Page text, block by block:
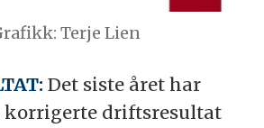
Terje Lien
Det siste året har
korrigerte driftsresultat